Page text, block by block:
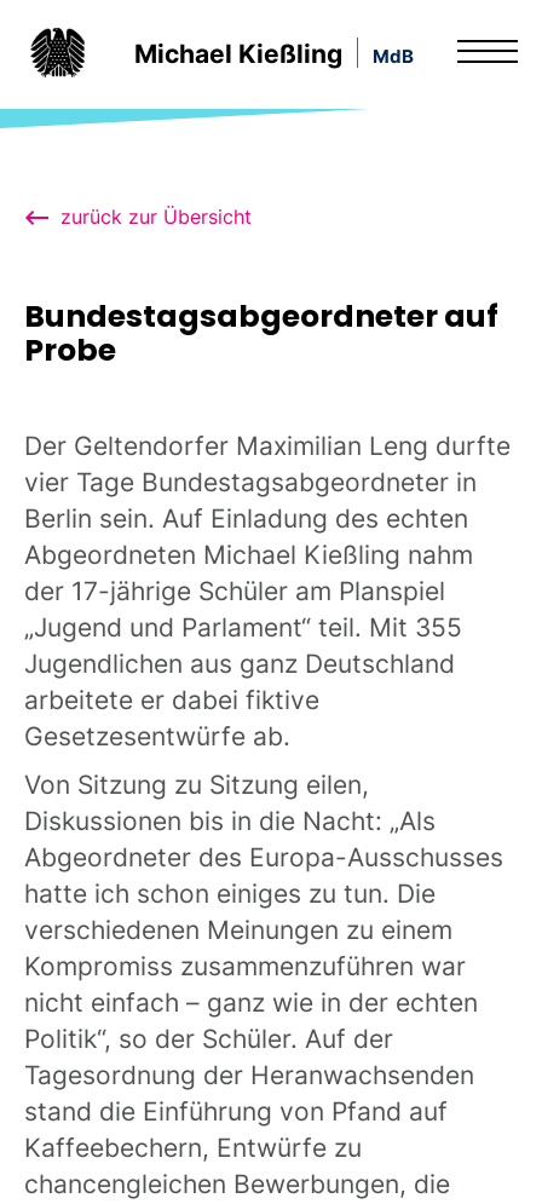
Michael Kießling MdB
zurück zur Übersicht
Bundestagsabgeordneter auf
Probe
Der Geltendorfer Maximilian Leng durfte
vier Tage Bundestagsabgeordneter in
Berlin sein. Auf Einladung des echten
Abgeordneten Michael Kießling nahm
der 17-jährige Schüler am Planspiel
„Jugend und Parlament“ teil. Mit 355
Jugendlichen aus ganz Deutschland
arbeitete er dabei fiktive
Gesetzesentwürfe ab.
Von Sitzung zu Sitzung eilen,
Diskussionen bis in die Nacht: „Als
Abgeordneter des Europa-Ausschusses
hatte ich schon einiges zu tun. Die
verschiedenen Meinungen zu einem
Kompromiss zusammenzuführen war
nicht einfach – ganz wie in der echten
Politik“, so der Schüler. Auf der
Tagesordnung der Heranwachsenden
stand die Einführung von Pfand auf
Kaffeebechern, Entwürfe zu
chancengleichen Bewerbungen, die